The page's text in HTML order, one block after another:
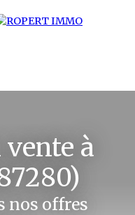
à
nos offres